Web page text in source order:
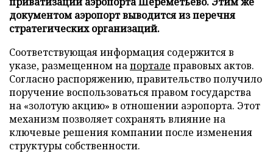
документом аэропорт выводится из перечня
стратегических организаций.
Соответствующая информация содержится в
указе, размещенном напортале правовых актов.
Согласно распоряжению, правительство получило
поручение воспользоваться правом государства
на «золотую акцию» в отношении аэропорта. Этот
механизм позволяет сохранять влияние на
ключевые решения компании после изменения
структуры собственности.